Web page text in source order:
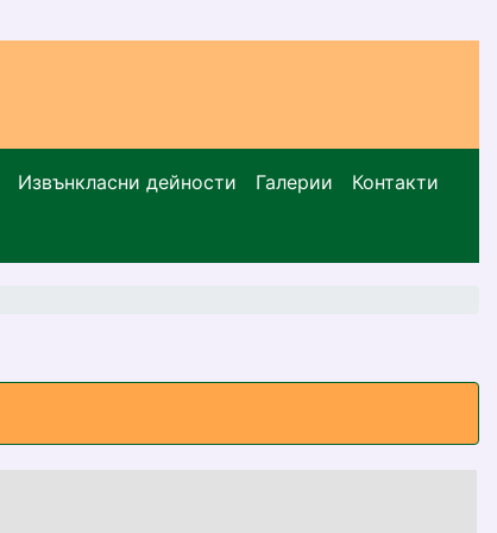
Извънкласни дейности Галерии
Контакти